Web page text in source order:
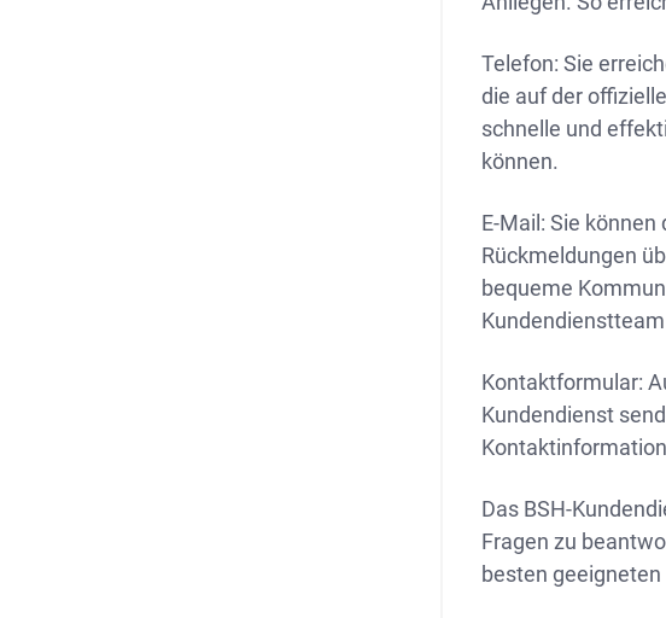
Telefon: Sie
die auf der
schnelle und
können.
E-Mail: Sie
Rückmeldungen
bequeme
Kontaktformular:
Kundendienst
Das BSH-
Fragen zu
besten